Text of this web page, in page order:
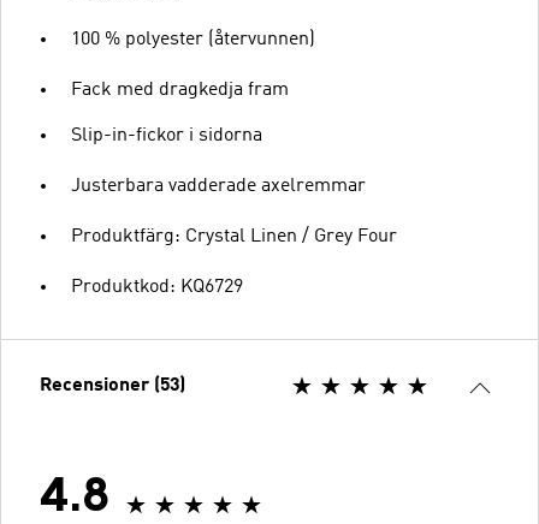
100 % polyester (återvunnen)
Fack med dragkedja fram
Slip-in-fickor i sidorna
Justerbara vadderade axelremmar
Produktfärg: Crystal Linen / Grey Four
Produktkod: KQ6729
Recensioner (53)
4.8